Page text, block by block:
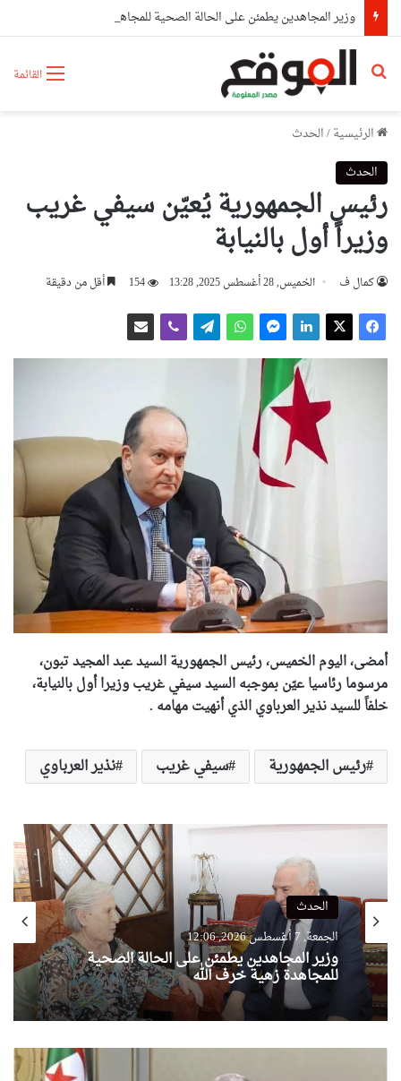
وزير المجاهدين يطمئن على الحالة الصحية للمجاهدة زهية خرف الله
القائمة بحث عن
الرئيسية/الحدث
الحدث
رئيس الجمهورية يُعيّن سيفي غريب
وزيراً أول بالنيابة
كمال ف الخميس, 28 أغسطس 2025, 13:28 154 أقل من دقيقة
أمضى، اليوم الخميس، رئيس الجمهورية السيد عبد المجيد تبون،
مرسوما رئاسيا عيّن بموجبه السيد سيفي غريب وزيرا أول بالنيابة،
خلفاً للسيد نذير العرباوي الذي أنهيت مهامه .
رئيس الجمهورية سيفي غريب نذير العرباوي
الحدث
الجمعة, 7 أغسطس 2026, 12:06
وزير المجاهدين يطمئن على الحالة الصحية
للمجاهدة زهية خرف الله
إنهاء